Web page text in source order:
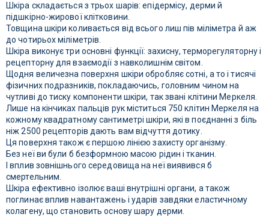
Шкіра складається з трьох шарів: епідермісу, дерми й
підшкірно-жирової клітковини.
Товщина шкіри коливається від всього лиш пів міліметра й аж
до чотирьох міліметрів.
Шкіра виконує три основні функції: захисну, терморегуляторну і
рецепторну для взаємодії з навколишнім світом.
Щодня величезна поверхня шкіри обробляє сотні, а то і тисячі
фізичних подразників, покладаючись, головним чином на
чутливі до тиску компоненти шкіри, так звані клітини Меркеля.
Лише на кінчиках пальців рук міститься 750 клітин Меркеля на
кожному квадратному сантиметрі шкіри, які в поєднанні з біль
ніж 2500 рецепторів дають вам відчуття дотику.
Ця поверхня також є першою лінією захисту організму.
Без неї ви були б безформною масою рідин і тканин.
І вплив зовнішнього середовища на неї виявився б
смертельним.
Шкіра ефективно ізолює ваші внутрішні органи, а також
поглинає вплив навантажень і ударів завдяки еластичному
колагену, що становить основу шару дерми.